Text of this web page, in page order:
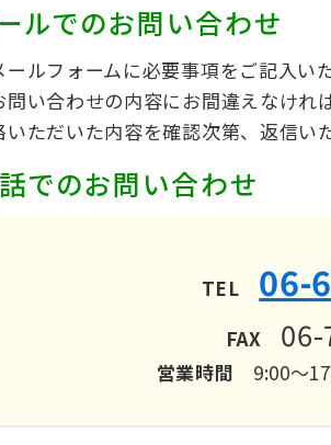
ルでのお問い合わせ
ールフォームに必要事項をご記入い
問い合わせの内容にお間違えなけれ
いただいた内容を確認次第、返信い
でのお問い合わせ
TEL 06-
FAX
営業時間 9:00〜